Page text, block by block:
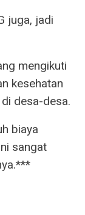
juga, jadi
mengikuti
kesehatan
desa-desa.
biaya
sangat